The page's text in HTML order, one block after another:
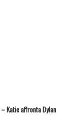
– Katie affronta Dylan